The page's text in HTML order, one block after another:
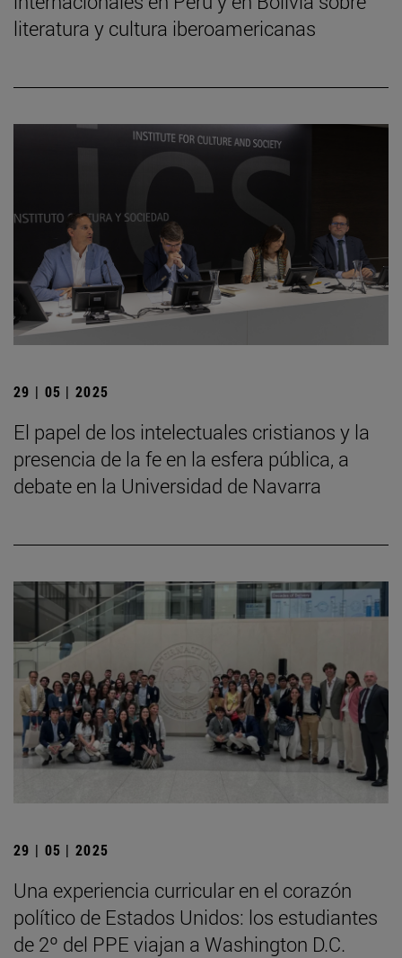
literatura y cultura iberoamericanas
29 | 05 | 2025
El papel de los intelectuales cristianos y la
presencia de la fe en la esfera pública, a
debate en la Universidad de Navarra
29 | 05 | 2025
Una experiencia curricular en el corazón
político de Estados Unidos: los estudiantes
de 2º del PPE viajan a Washington D.C.